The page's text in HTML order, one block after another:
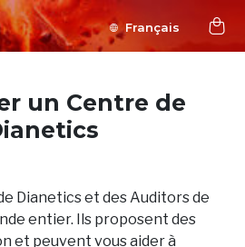
Français
un Centre de
Dianetics et des Auditors de
entier. Ils proposent des
et peuvent vous aider à